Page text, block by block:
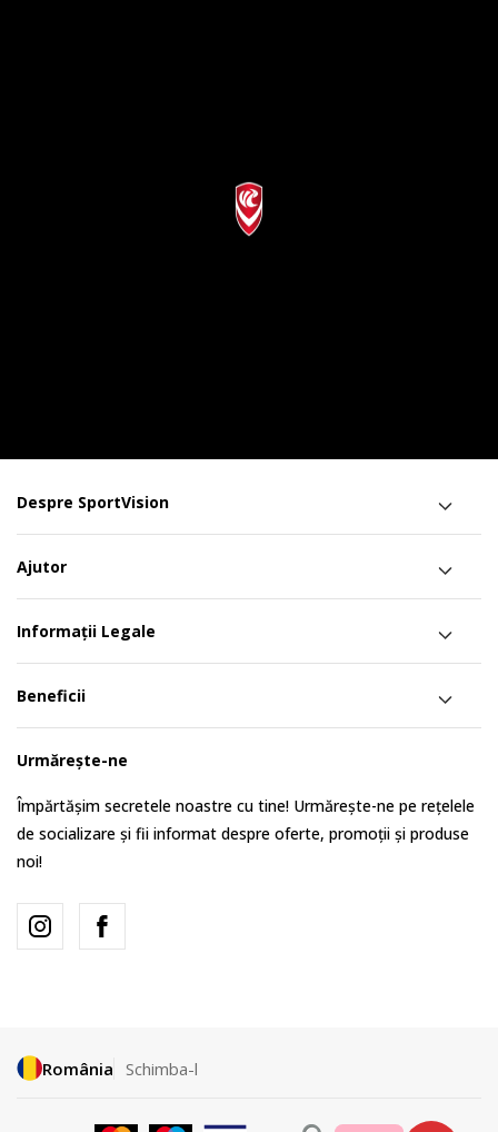
Despre SportVision
Ajutor
Informații Legale
Beneficii
Urmărește-ne
Împărtășim secretele noastre cu tine! Urmărește-ne pe rețelele
de socializare și fii informat despre oferte, promoții și produse
noi!
România Schimba-l